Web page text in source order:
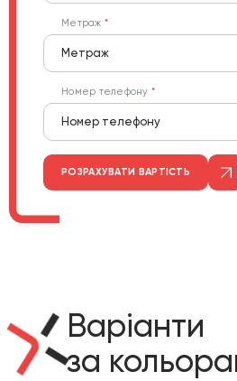
Метраж
Номер телефону
РОЗРАХУВАТИ ВАРТІСТЬ
Варіанти
за